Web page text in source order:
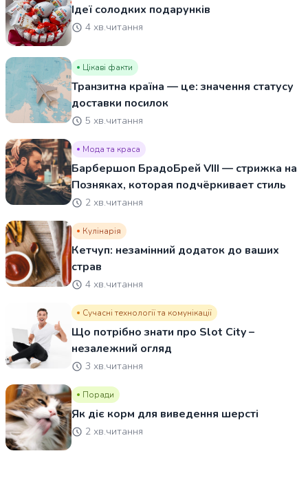
Ідеї солодких подарунків
4 хв.читання
Цікаві факти
Транзитна країна — це: значення статусу
доставки посилок
5 хв.читання
Мода та краса
Барбершоп БрадоБрей VIII — стрижка на
Позняках, которая подчёркивает стиль
2 хв.читання
Кулінарія
Кетчуп: незамінний додаток до ваших
страв
4 хв.читання
Сучасні технології та комунікації
Що потрібно знати про Slot City –
незалежний огляд
3 хв.читання
Поради
Як діє корм для виведення шерсті
2 хв.читання